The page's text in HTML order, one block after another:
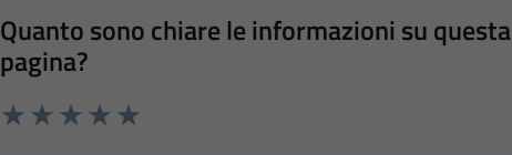
Quanto sono chiare le informazioni su questa
pagina?